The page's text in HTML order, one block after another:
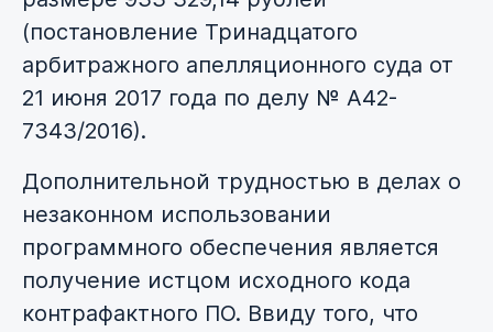
(постановление Тринадцатого
арбитражного апелляционного суда от
21 июня 2017 года по делу № А42-
7343/2016).
Дополнительной трудностью в делах о
незаконном использовании
программного обеспечения является
получение истцом исходного кода
контрафактного ПО. Ввиду того, что